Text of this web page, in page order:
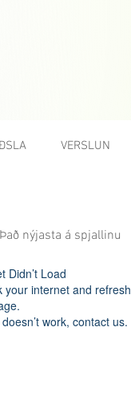
VERSLUN
Það nýjasta á spjallinu
Didn’t Load
your internet and refresh
work, contact us.